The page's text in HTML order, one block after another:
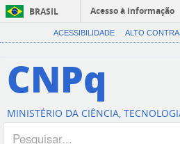
BRASIL
Acesso à informação
ACESSIBILIDADE ALTO
CNPq
MINISTÉRIO DA CIÊNCIA,